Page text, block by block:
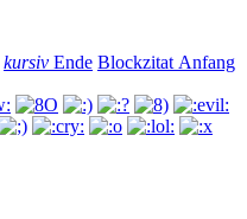
kursiv Ende Blockzitat Anfang